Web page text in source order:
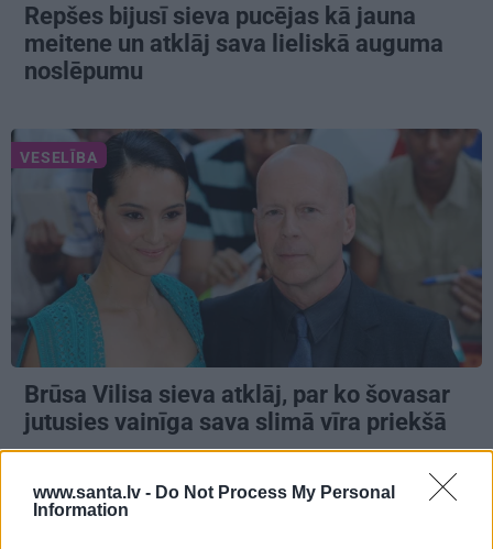
www.santa.lv - Do Not Process My Personal
Information
Repšes bijusī sieva pucējas kā jauna
meitene un atklāj sava lieliskā auguma
noslēpumu
VESELĪBA
Brūsa Vilisa sieva atklāj, par ko šovasar
jutusies vainīga sava slimā vīra priekšā
ZIŅAS